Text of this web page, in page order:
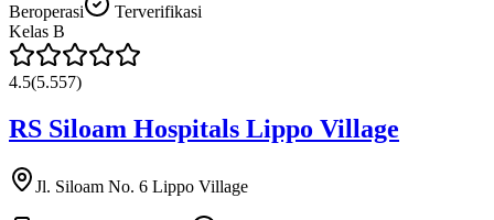
Beroperasi
Terverifikasi
Kelas B
4.5(5.557)
RS Siloam Hospitals Lippo Village
Jl. Siloam No. 6 Lippo Village